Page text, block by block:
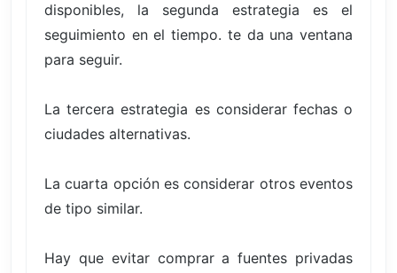
disponibles, la segunda estrategia es el
seguimiento en el tiempo. te da una ventana
para seguir.
La tercera estrategia es considerar fechas o
ciudades alternativas.
La cuarta opción es considerar otros eventos
de tipo similar.
Hay que evitar comprar a fuentes privadas